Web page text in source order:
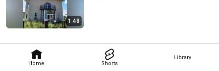
Home Shorts
Library
1:48